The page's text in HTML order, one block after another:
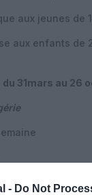
- Do Not
aux jeunes de
aux enfants de
31mars au 26